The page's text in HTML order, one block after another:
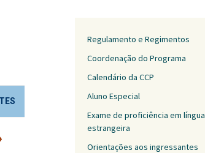
Regulamento e Regimentos
Coordenação do Programa
Calendário da CCP
Aluno Especial
Exame de proficiência em língua
estrangeira
Orientações aos ingressantes